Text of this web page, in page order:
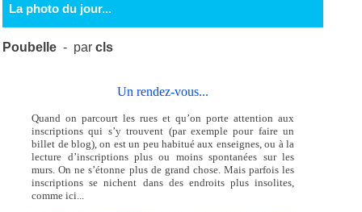
La photo du jour...
Poubelle - parcls
Un rendez-vous...
Quand on parcourt les rues et qu’on porte attention aux
inscriptions qui s’y trouvent (par exemple pour faire un
billet de blog), on est un peu habitué aux enseignes, ou à la
lecture d’inscriptions plus ou moins spontanées sur les
murs. On ne s’étonne plus de grand chose. Mais parfois les
inscriptions se nichent dans des endroits plus insolites,
comme ici...